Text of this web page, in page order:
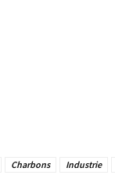
Charbons Industrie